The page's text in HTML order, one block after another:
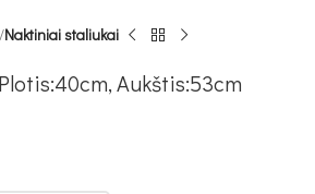
Naktiniai staliukai
Aukštis:53cm